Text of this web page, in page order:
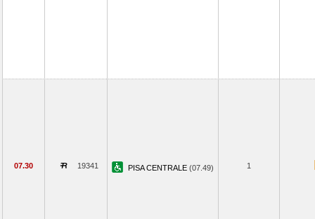
07.30 19341 PISA CENTRALE (07.49) 1